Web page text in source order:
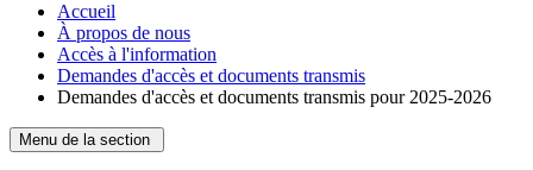
Accueil
À propos de nous
Accès à l'information
Demandes d'accès et documents transmis
Demandes d'accès et documents transmis pour 2025-2026
Menu de la section